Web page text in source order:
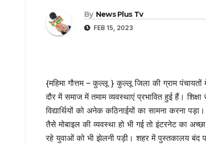
By News Plus Tv
FEB 15, 2023
{महिमा गौत्तम – कुल्लू } कुल्लू जिला की ग्राम
दौर में समाज में तमाम व्यवस्थाएं प्रभावित हुई हैं।
विद्यार्थियों को अनेक कठिनाईयों का सामना करना
तैसे मोबाइल की व्यवस्था हो भी गई तो इंटरनेट का
रहे युवाओं को भी झेलनी पड़ी। शहर में पुस्तकालय बंद